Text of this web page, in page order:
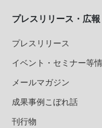
プレスリリース・広報
プレスリリース
イベント・セミナー等
メールマガジン
成果事例こぼれ話
刊行物